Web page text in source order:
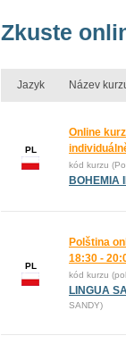
Zkuste
Jazyk Název
PL
Online
kód kurzu
BOHEMIA
PL
Polština
18:30 -
kód kurzu
LINGUA
SANDY)